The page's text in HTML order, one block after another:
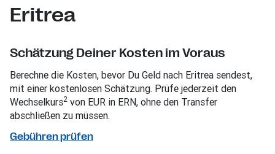
Eritrea
Schätzung Deiner Kosten im Voraus
Berechne die Kosten, bevor Du Geld nach Eritrea sendest,
mit einer kostenlosen Schätzung. Prüfe jederzeit den
Wechselkurs2 von EUR in ERN, ohne den Transfer
abschließen zu müssen.
Gebühren prüfen